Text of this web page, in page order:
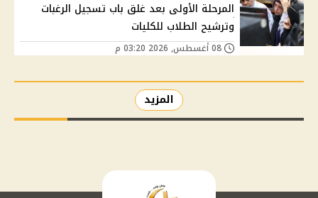
المرحلة الأولى بعد غلق باب تسجيل الرغبات
وترشيح الطلاب للكليات
المزيد